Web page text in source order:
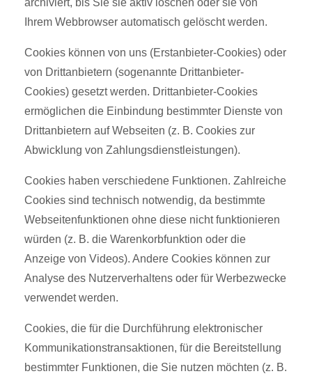
archiviert, bis Sie sie aktiv löschen oder sie von
Ihrem Webbrowser automatisch gelöscht werden.
Cookies können von uns (Erstanbieter-Cookies) oder
von Drittanbietern (sogenannte Drittanbieter-
Cookies) gesetzt werden. Drittanbieter-Cookies
ermöglichen die Einbindung bestimmter Dienste von
Drittanbietern auf Webseiten (z. B. Cookies zur
Abwicklung von Zahlungsdienstleistungen).
Cookies haben verschiedene Funktionen. Zahlreiche
Cookies sind technisch notwendig, da bestimmte
Webseitenfunktionen ohne diese nicht funktionieren
würden (z. B. die Warenkorbfunktion oder die
Anzeige von Videos). Andere Cookies können zur
Analyse des Nutzerverhaltens oder für Werbezwecke
verwendet werden.
Cookies, die für die Durchführung elektronischer
Kommunikationstransaktionen, für die Bereitstellung
bestimmter Funktionen, die Sie nutzen möchten (z. B.